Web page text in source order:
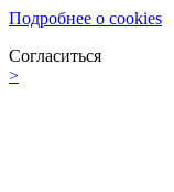
Подробнее о cookies
Согласиться
>